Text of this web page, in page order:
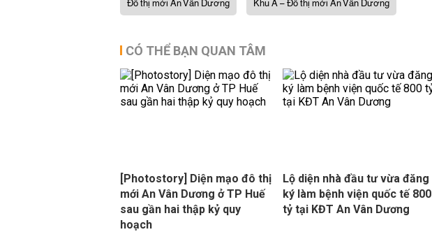
Đô thị mới An Vân Dương
Khu A – Đô thị mới An Vân Dương
CÓ THỂ BẠN QUAN TÂM
[Photostory] Diện mạo đô thị
mới An Vân Dương ở TP Huế
sau gần hai thập kỷ quy
hoạch
Lộ diện nhà đầu tư vừa đăng
ký làm bệnh viện quốc tế 800
tỷ tại KĐT An Vân Dương